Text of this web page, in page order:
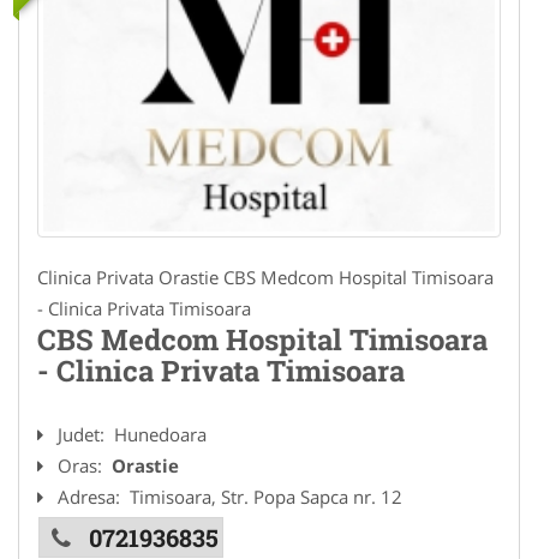
Clinica Privata Orastie CBS Medcom Hospital Timisoara
- Clinica Privata Timisoara
CBS Medcom Hospital Timisoara
- Clinica Privata Timisoara
Judet: Hunedoara
Oras: Orastie
Adresa: Timisoara, Str. Popa Sapca nr. 12
0721936835